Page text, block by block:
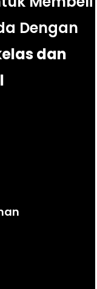
Dengan
dan